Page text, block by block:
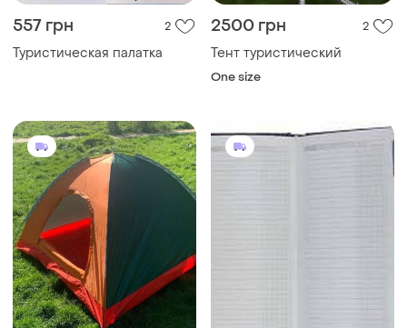
557 грн 2
Туристическая палатка
2500 грн 2
Тент туристический
One size